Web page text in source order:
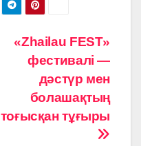
«Zhailau FEST»
фестивалі —
дәстүр мен
болашақтың
тоғысқан тұғыры